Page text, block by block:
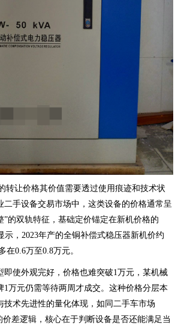
转让价格其价值需要透过使用痕迹和技术状
二手设备交易市场中，这类设备的价格通常呈
”的双轨特征，基础定价锚定在新机价格的
示，2023年产的全铜补偿式稳压器新机价约
在0.6万至0.8万元。
即使外观完好，价格也难突破1万元，某机械
1万元仍需等待两周才成交。这种价格分层本
技术先进性的量化体现，如同二手车市场
价差逻辑，核心在于判断设备是否还能满足当